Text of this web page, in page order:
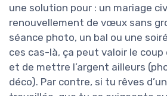
une solution pour : un mariage
renouvellement de vœux sans
séance photo, un bal ou une
ces cas-là, ça peut valoir le coup
et de mettre l’argent ailleurs
déco). Par contre, si tu rêves